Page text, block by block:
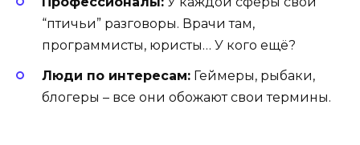
“птичьи” разговоры. Врачи там,
программисты, юристы… У кого ещё?
Люди по интересам: Геймеры, рыбаки,
блогеры – все они обожают свои термины.